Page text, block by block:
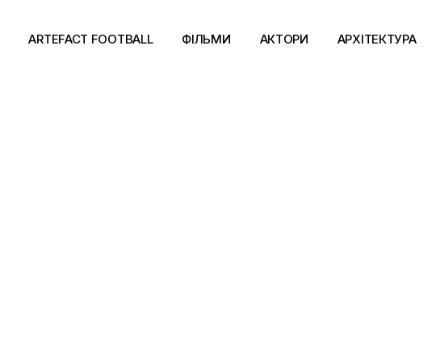
ARTEFACT FOOTBALL ФІЛЬМИ АКТОРИ АРХІТЕКТУРА